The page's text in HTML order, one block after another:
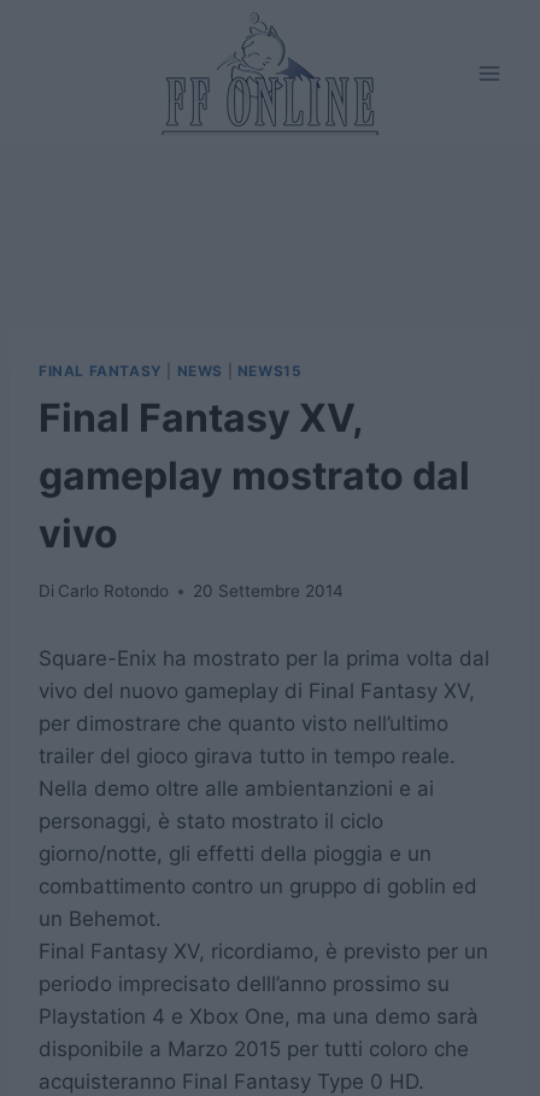
FINAL FANTASY NEWS NEWS15
Final Fantasy XV,
gameplay mostrato dal
vivo
Di Carlo Rotondo 20 Settembre 2014
Square-Enix ha mostrato per la prima volta dal
vivo del nuovo gameplay di Final Fantasy XV,
per dimostrare che quanto visto nell’ultimo
trailer del gioco girava tutto in tempo reale.
Nella demo oltre alle ambientanzioni e ai
personaggi, è stato mostrato il ciclo
giorno/notte, gli effetti della pioggia e un
combattimento contro un gruppo di goblin ed
un Behemot.
Final Fantasy XV, ricordiamo, è previsto per un
periodo imprecisato delll’anno prossimo su
Playstation 4 e Xbox One, ma una demo sarà
disponibile a Marzo 2015 per tutti coloro che
acquisteranno Final Fantasy Type 0 HD.